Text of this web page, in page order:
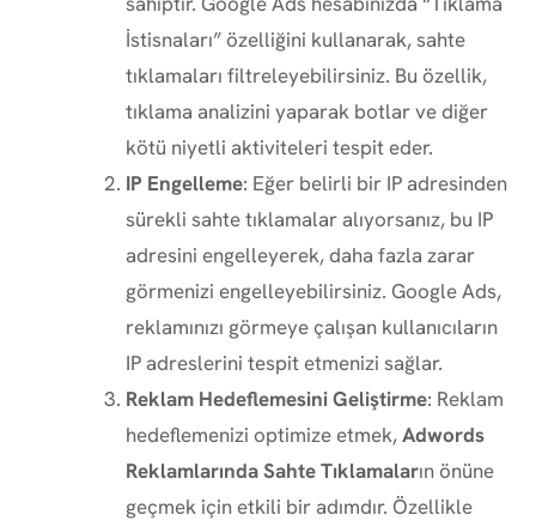
İstisnaları” özelliğini kullanarak, sahte
tıklamaları filtreleyebilirsiniz. Bu özellik,
tıklama analizini yaparak botlar ve diğer
kötü niyetli aktiviteleri tespit eder.
IP Engelleme: Eğer belirli bir IP adresinden
sürekli sahte tıklamalar alıyorsanız, bu IP
adresini engelleyerek, daha fazla zarar
görmenizi engelleyebilirsiniz. Google Ads,
reklamınızı görmeye çalışan kullanıcıların
IP adreslerini tespit etmenizi sağlar.
Reklam Hedeflemesini Geliştirme: Reklam
hedeflemenizi optimize etmek,Adwords
Reklamlarında Sahte Tıklamaların önüne
geçmek için etkili bir adımdır. Özellikle